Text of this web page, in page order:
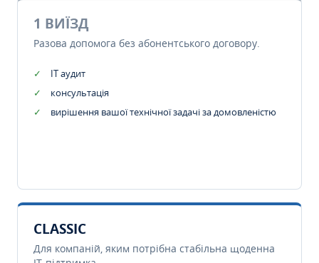
1 ВИЇЗД
Разова допомога без абонентського договору.
IT аудит
консультація
вирішення вашої технічної задачі за домовленістю
CLASSIC
Для компаній, яким потрібна стабільна щоденна